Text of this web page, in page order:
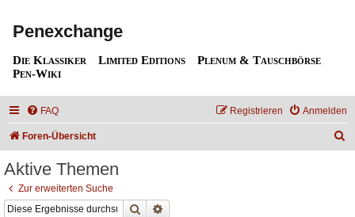
Penexchange
Die Klassiker Limited Editions
Plenum & Tauschbörse
Pen-Wiki
FAQ Anmelden
Registrieren
Foren-Übersicht
Aktive Themen
Zur erweiterten Suche
Suche